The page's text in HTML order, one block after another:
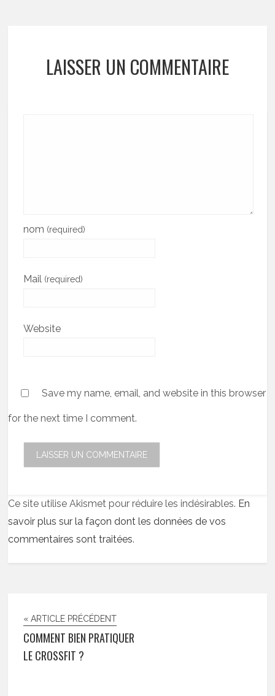
LAISSER UN COMMENTAIRE
nom (required)
Mail (required)
Website
Save my name, email, and website in this browser
for the next time I comment.
Ce site utilise Akismet pour réduire les indésirables. En
savoir plus sur la façon dont les données de vos
commentaires sont traitées.
« ARTICLE PRÉCÉDENT
COMMENT BIEN PRATIQUER
LE CROSSFIT ?